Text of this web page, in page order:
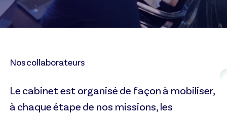
Nos collaborateurs
Le cabinet est organisé de façon à mobiliser,
à chaque étape de nos missions, les